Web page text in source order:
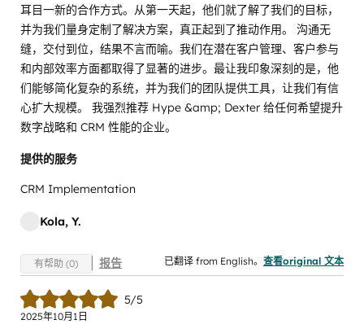
耳目一新的合作方式。从第一天起，他们就了解了我们的目标，
并为我们量身定制了解决方案，真正起到了推动作用。 沟通无
缝，交付到位，结果不言而喻。我们在潜在客户管理、客户参与
和内部效率方面都取得了显著的进步。最让我印象深刻的是，他
们能够简化复杂的系统，并为我们的团队提供工具，让我们有信
心扩大规模。 我强烈推荐 Hype &amp; Dexter 给任何希望提升
数字战略和 CRM 性能的企业。
提供的服务
CRM Implementation
Kola, Y.
有帮助 (0) 报告 已翻译 from English。 查看original 文本
5/5
2025年10月1日